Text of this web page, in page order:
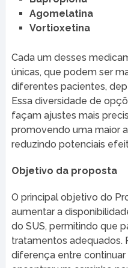
Agomelatina
Vortioxetina
Cada um desses
únicas, que podem ser
diferentes pacientes,
Essa diversidade de
façam ajustes mais
promovendo uma maior
reduzindo potenciais
Objetivo da proposta
O principal objetivo do
aumentar a
do SUS, permitindo que
tratamentos adequados.
diferença entre